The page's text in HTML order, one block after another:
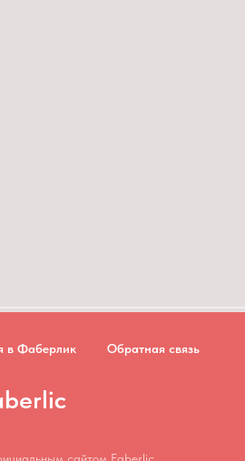
в Фаберлик Обратная связь